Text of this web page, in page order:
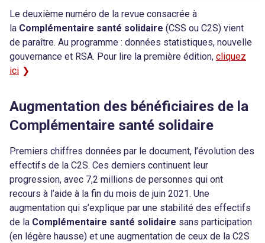
Le deuxième numéro de la revue consacrée à
la Complémentaire santé solidaire (CSS ou C2S) vient
de paraître. Au programme : données statistiques, nouvelle
gouvernance et RSA. Pour lire la première édition, cliquez
ici
Augmentation des bénéficiaires de la
Complémentaire santé solidaire
Premiers chiffres données par le document, l’évolution des
effectifs de la C2S. Ces derniers continuent leur
progression, avec 7,2 millions de personnes qui ont
recours à l’aide à la fin du mois de juin 2021. Une
augmentation qui s’explique par une stabilité des effectifs
de la Complémentaire santé solidaire sans participation
(en légère hausse) et une augmentation de ceux de la C2S